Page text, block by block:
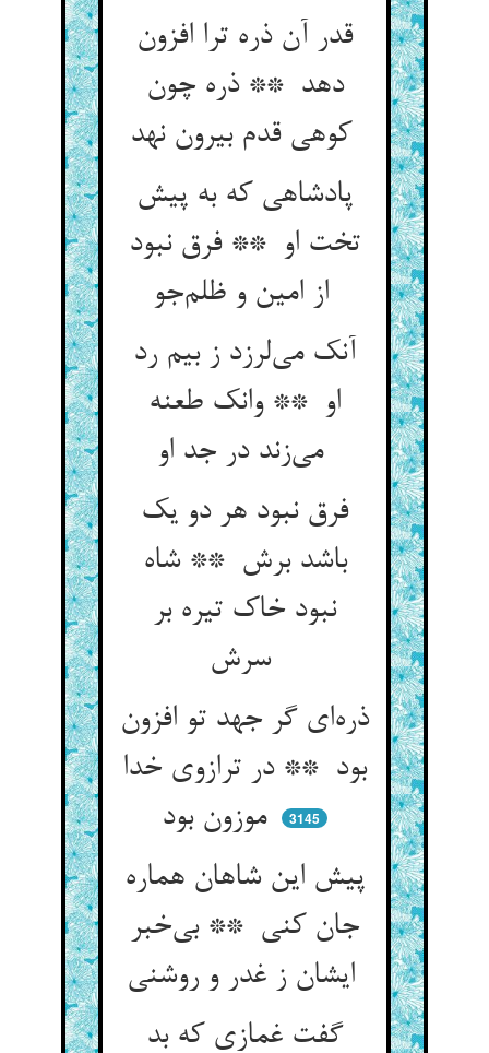
قدر آن ذره ترا افزون
دهد ** ذره چون
کوهی قدم بیرون نهد
پادشاهی که به پیش
تخت او ** فرق نبود
از امین و ظلم‌جو
آنک می‌لرزد ز بیم رد
او ** وانک طعنه
می‌زند در جد او
فرق نبود هر دو یک
باشد برش ** شاه
نبود خاک تیره بر
سرش
ذره‌ای گر جهد تو افزون
بود ** در ترازوی خدا
موزون بود
3145
پیش این شاهان هماره
جان کنی ** بی‌خبر
ایشان ز غدر و روشنی
گفت غمازی که بد